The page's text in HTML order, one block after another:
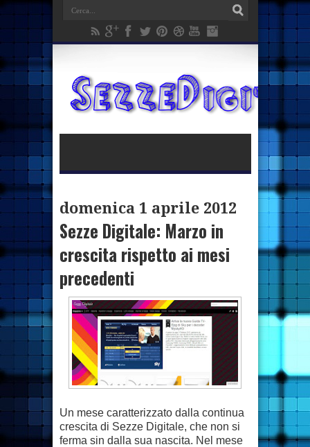
domenica 1 aprile 2012
Sezze Digitale: Marzo in
crescita rispetto ai mesi
precedenti
Un mese caratterizzato dalla continua
crescita di Sezze Digitale, che non si
ferma sin dalla sua nascita. Nel mese